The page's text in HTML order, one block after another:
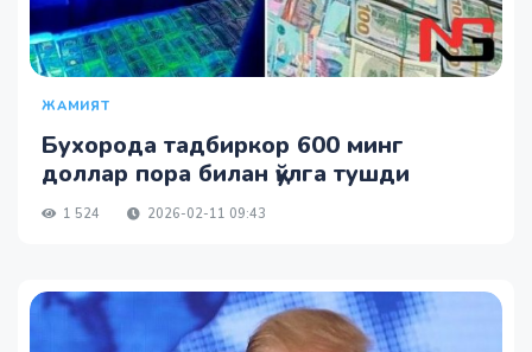
ЖАМИЯТ
Бухорода тадбиркор 600 минг
доллар пора билан қўлга тушди
1 524 2026-02-11 09:43